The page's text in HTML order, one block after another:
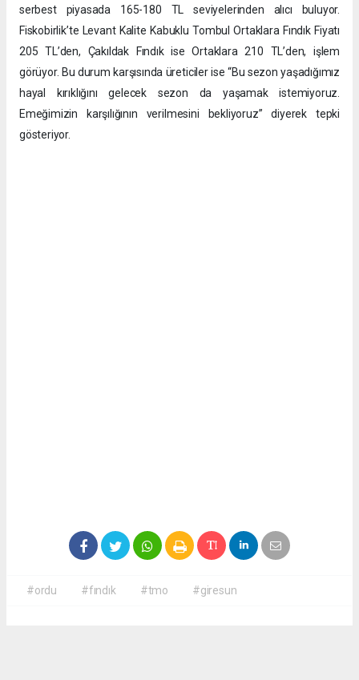
serbest piyasada 165-180 TL seviyelerinden alıcı buluyor.
Fiskobirlik’te Levant Kalite Kabuklu Tombul Ortaklara Fındık Fiyatı
205 TL’den, Çakıldak Fındık ise Ortaklara 210 TL’den, işlem
görüyor. Bu durum karşısında üreticiler ise “Bu sezon yaşadığımız
hayal kırıklığını gelecek sezon da yaşamak istemiyoruz.
Emeğimizin karşılığının verilmesini bekliyoruz” diyerek tepki
gösteriyor.
#ordu #fındık #tmo #giresun